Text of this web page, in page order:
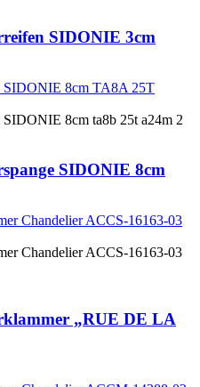
SIDONIE 3cm
SIDONIE 8cm
„RUE DE LA